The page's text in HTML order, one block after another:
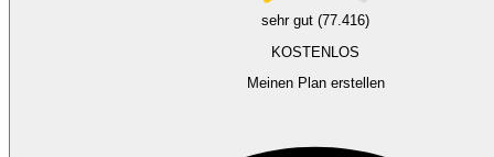
sehr gut (77.416)
KOSTENLOS
Meinen Plan erstellen